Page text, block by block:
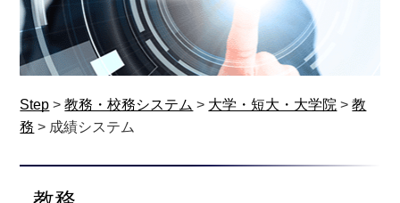
Step >教務・校務システム > 大学・短大・大学院 >教
務 > 成績システム